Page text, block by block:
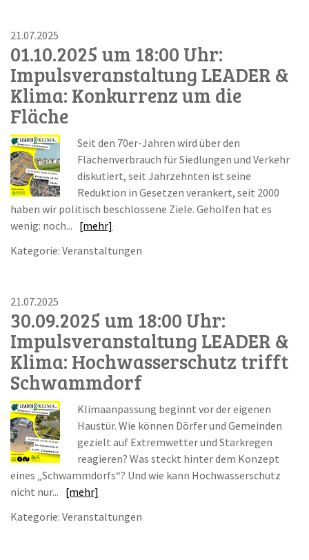
21.07.2025
01.10.2025 um 18:00 Uhr:
Impulsveranstaltung LEADER &
Klima: Konkurrenz um die
Fläche
Seit den 70er-Jahren wird über den
Flächenverbrauch für Siedlungen und Verkehr
diskutiert, seit Jahrzehnten ist seine
Reduktion in Gesetzen verankert, seit 2000
haben wir politisch beschlossene Ziele. Geholfen hat es
wenig: noch... [mehr]
Kategorie: Veranstaltungen
21.07.2025
30.09.2025 um 18:00 Uhr:
Impulsveranstaltung LEADER &
Klima: Hochwasserschutz trifft
Schwammdorf
Klimaanpassung beginnt vor der eigenen
Haustür. Wie können Dörfer und Gemeinden
gezielt auf Extremwetter und Starkregen
reagieren? Was steckt hinter dem Konzept
eines „Schwammdorfs“? Und wie kann Hochwasserschutz
nicht nur... [mehr]
Kategorie: Veranstaltungen